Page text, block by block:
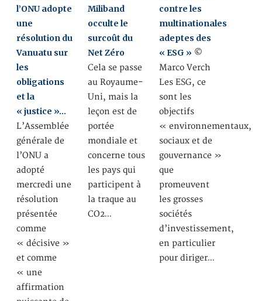
l’ONU adopte
une
résolution du
Vanuatu sur
les
obligations
et la
« justice »…
L’Assemblée
générale de
l’ONU a
adopté
mercredi une
résolution
présentée
comme
« décisive »
et comme
« une
affirmation
Miliband
occulte le
surcoût du
Net Zéro
Cela se passe
au Royaume-
Uni, mais la
leçon est de
portée
mondiale et
concerne tous
les pays qui
participent à
la traque au
CO2…
contre les
multinationales
adeptes des
« ESG » ©
Marco Verch
Les ESG, ce
sont les
objectifs
« environnementaux,
sociaux et de
gouvernance »
que
promeuvent
les grosses
sociétés
d’investissement,
en particulier
pour diriger…